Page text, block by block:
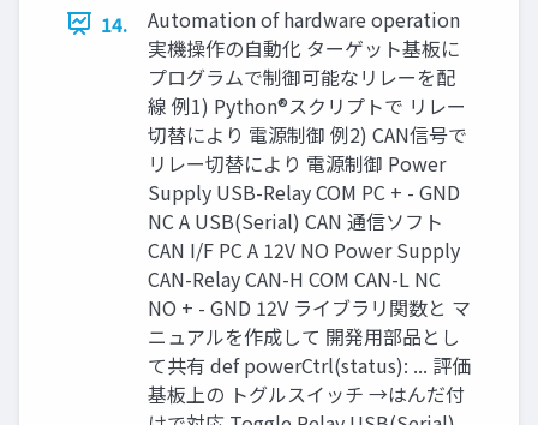
14.
Automation of hardware operation
実機操作の自動化 ターゲット基板に
プログラムで制御可能なリレーを配
線 例1) Python®スクリプトで リレー
切替により 電源制御 例2) CAN信号で
リレー切替により 電源制御 Power
Supply USB-Relay COM PC + - GND
NC A USB(Serial) CAN 通信ソフト
CAN I/F PC A 12V NO Power Supply
CAN-Relay CAN-H COM CAN-L NC
NO + - GND 12V ライブラリ関数と マ
ニュアルを作成して 開発用部品とし
て共有 def powerCtrl(status): ... 評価
基板上の トグルスイッチ →はんだ付